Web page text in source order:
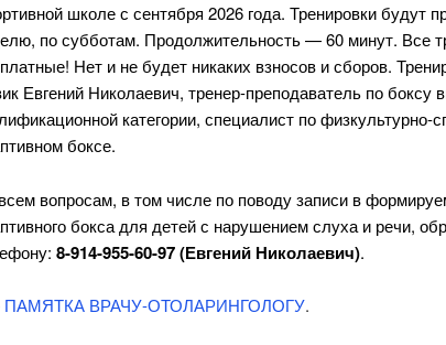
школе с сентября 2026 года. Тренировки будут
по субботам. Продолжительность — 60 минут. Все
Нет и не будет никаких взносов и сборов.
Евгений Николаевич, тренер-преподаватель по боксу
категории, специалист по физкультурно-
боксе.
вопросам, в том числе по поводу записи в
бокса для детей с нарушением слуха и речи,
8-914-955-60-97 (Евгений Николаевич).
ПАМЯТКА ВРАЧУ-ОТОЛАРИНГОЛОГУ.